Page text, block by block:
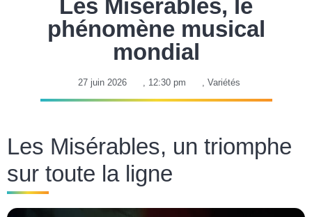
Les Misérables, le
phénomène musical
mondial
27 juin 2026 , 12:30 pm , Variétés
Les Misérables, un triomphe
sur toute la ligne